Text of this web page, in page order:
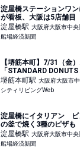
淀屋橋ステーションワ
が看板、大阪は5店舗目
淀屋橋駅 大阪府大阪市中央
船場経済新聞
【堺筋本町】7/31（金
「STANDARD
ティリビングWeb
堺筋本町駅 大阪府大阪市
シティリビングWeb
淀屋橋にイタリアン ビ
の釜で焼く3種のピザも
淀屋橋駅 大阪府大阪市中央
船場経済新聞